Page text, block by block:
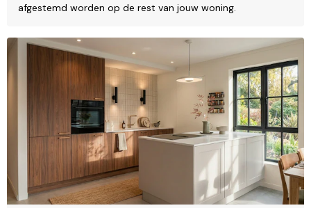
afgestemd worden op de rest van jouw woning.